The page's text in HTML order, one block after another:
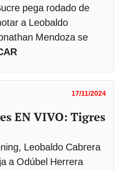
pega rodado de
a Leobaldo
Mendoza se
17/11/2024
EN VIVO: Tigres
Leobaldo Cabrera
a Odúbel Herrera